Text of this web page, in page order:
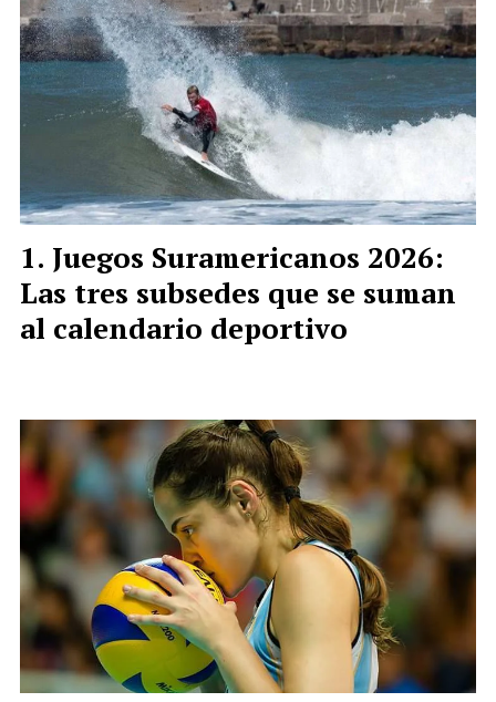
Juegos Suramericanos 2026:
Las tres subsedes que se suman
al calendario deportivo